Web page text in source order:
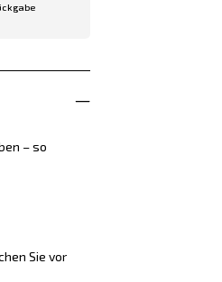
– so
Sie vor